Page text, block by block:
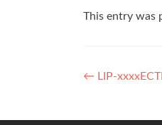
This entry was
← LIP-